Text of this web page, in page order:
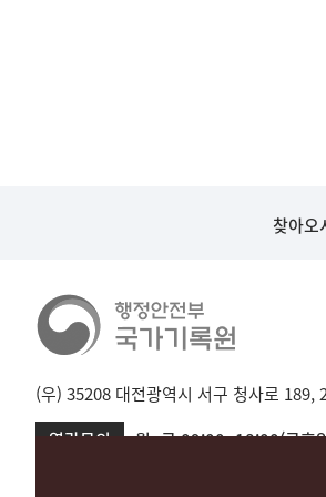
찾아오
(우) 35208 대전광역시 서구 청사로
열람문의
월~금 09:00~18:00(공휴